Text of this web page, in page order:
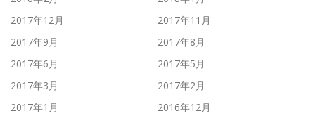
2017年12月
2017年11月
2017年9月
2017年8月
2017年6月
2017年5月
2017年3月
2017年2月
2017年1月
2016年12月